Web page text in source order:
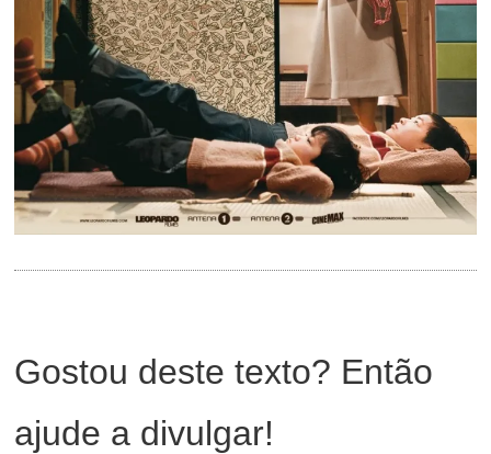
Gostou deste texto? Então
ajude a divulgar!